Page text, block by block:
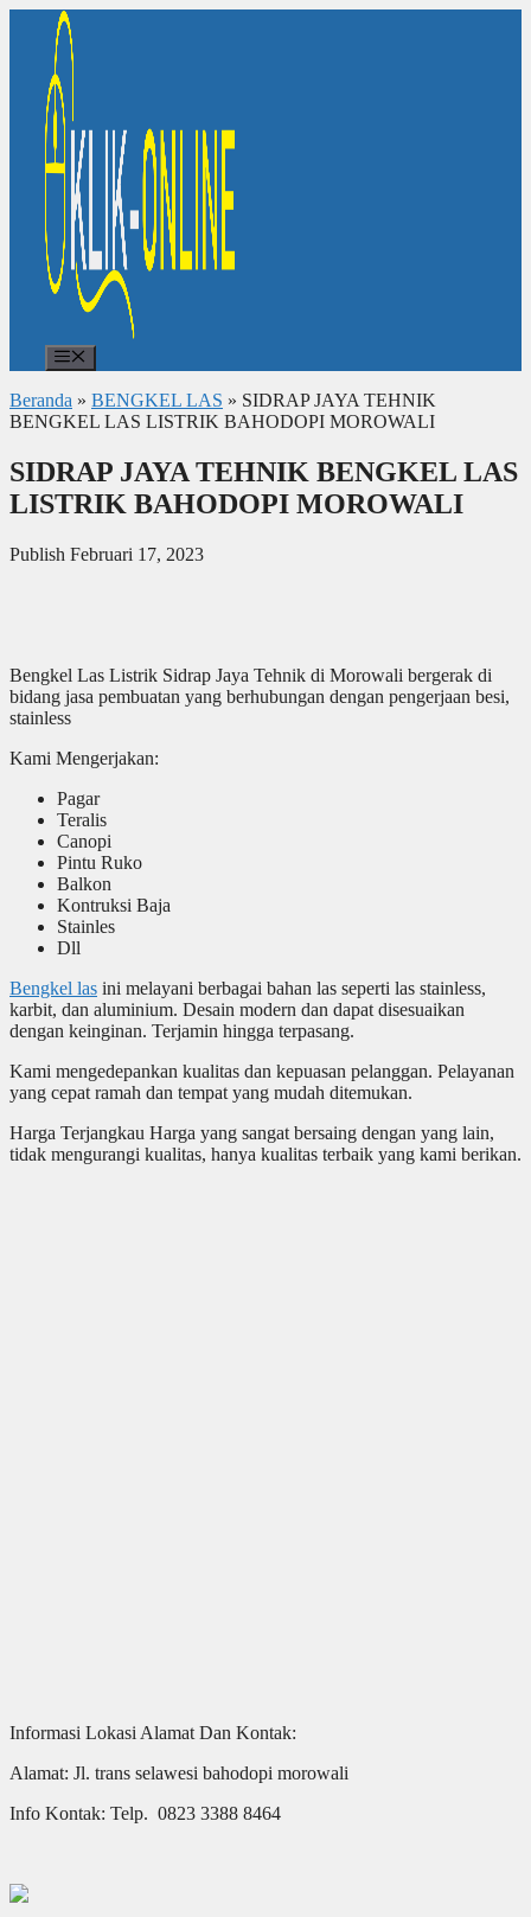
Langsung
Beranda » BENGKEL LAS » SIDRAP JAYA TEHNIK
BENGKEL LAS LISTRIK BAHODOPI MOROWALI
SIDRAP JAYA TEHNIK BENGKEL LAS
LISTRIK BAHODOPI MOROWALI
Publish Februari 17, 2023
Bengkel Las Listrik Sidrap Jaya Tehnik di Morowali bergerak di
bidang jasa pembuatan yang berhubungan dengan pengerjaan besi,
stainless
Kami Mengerjakan:
Pagar
Teralis
Canopi
Pintu Ruko
Balkon
Kontruksi Baja
Stainles
Dll
Bengkel las ini melayani berbagai bahan las seperti las stainless,
karbit, dan aluminium. Desain modern dan dapat disesuaikan
dengan keinginan. Terjamin hingga terpasang.
Kami mengedepankan kualitas dan kepuasan pelanggan. Pelayanan
yang cepat ramah dan tempat yang mudah ditemukan.
Harga Terjangkau Harga yang sangat bersaing dengan yang lain,
tidak mengurangi kualitas, hanya kualitas terbaik yang kami berikan.
Informasi Lokasi Alamat Dan Kontak:
Alamat: Jl. trans selawesi bahodopi morowali
Info Kontak: Telp. 0823 3388 8464